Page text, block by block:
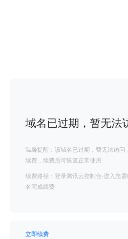
域名已过期，暂无法
温馨提醒：该域名已过期，暂无法访问
续费，续费后可恢复正常使用
续费路径：登录腾讯云控制台-进入急
名完成续费
立即续费